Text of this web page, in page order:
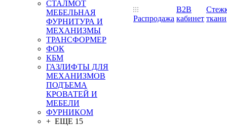
СТАЛМОТ
МЕБЕЛЬНАЯ
ФУРНИТУРА И
МЕХАНИЗМЫ
ТРАНСФОРМЕР
ФОК
КБМ
ГАЗЛИФТЫ ДЛЯ
МЕХАНИЗМОВ
ПОДЪЕМА
КРОВАТЕЙ И
МЕБЕЛИ
ФУРНИКОМ
+ ЕЩЕ 15
Распродажа
B2B
кабинет ткани